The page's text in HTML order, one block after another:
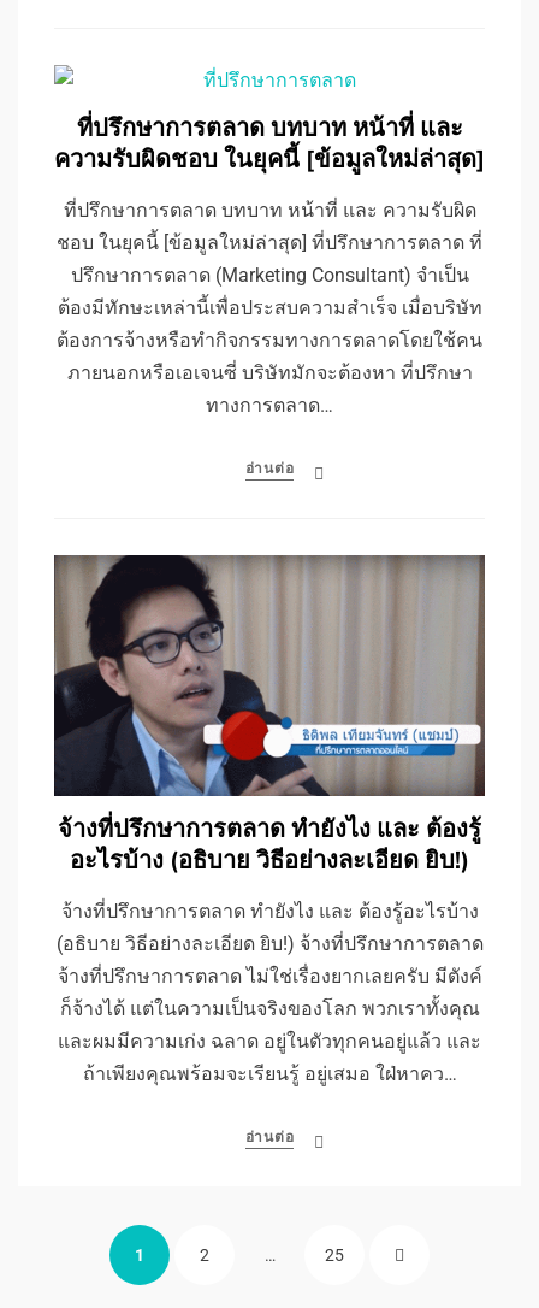
ที่ปรึกษาการตลาด บทบาท หน้าที่ และ
ความรับผิดชอบ ในยุคนี้ [ข้อมูลใหม่ล่าสุด]
ที่ปรึกษาการตลาด บทบาท หน้าที่ และ ความรับผิด
ชอบ ในยุคนี้ [ข้อมูลใหม่ล่าสุด] ที่ปรึกษาการตลาด ที่
ปรึกษาการตลาด (Marketing Consultant) จำเป็น
ต้องมีทักษะเหล่านี้เพื่อประสบความสำเร็จ เมื่อบริษัท
ต้องการจ้างหรือทำกิจกรรมทางการตลาดโดยใช้คน
ภายนอกหรือเอเจนซี่ บริษัทมักจะต้องหา ที่ปรึกษา
ทางการตลาด…
อ่านต่อ
จ้างที่ปรึกษาการตลาด ทำยังไง และ ต้องรู้
อะไรบ้าง (อธิบาย วิธีอย่างละเอียด ยิบ!)
จ้างที่ปรึกษาการตลาด ทำยังไง และ ต้องรู้อะไรบ้าง
(อธิบาย วิธีอย่างละเอียด ยิบ!) จ้างที่ปรึกษาการตลาด
จ้างที่ปรึกษาการตลาด ไม่ใช่เรื่องยากเลยครับ มีตังค์
ก็จ้างได้ แต่ในความเป็นจริงของโลก พวกเราทั้งคุณ
และผมมีความเก่ง ฉลาด อยู่ในตัวทุกคนอยู่แล้ว และ
ถ้าเพียงคุณพร้อมจะเรียนรู้ อยู่เสมอ ใฝ่หาคว…
อ่านต่อ
pagination
PAGE
1 PAGE
2 … PAGE
25 NEXT